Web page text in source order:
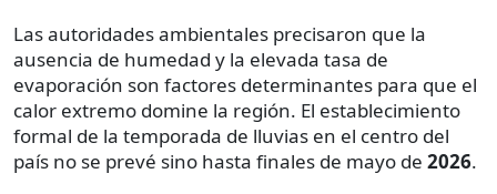
Las autoridades ambientales precisaron que la
ausencia de humedad y la elevada tasa de
evaporación son factores determinantes para que el
calor extremo domine la región. El establecimiento
formal de la temporada de lluvias en el centro del
país no se prevé sino hasta finales de mayo de 2026.